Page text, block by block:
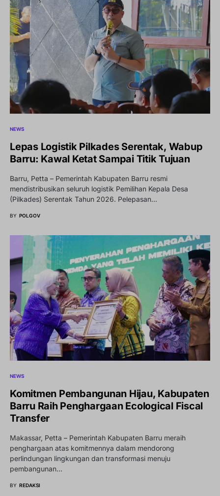
NEWS
Lepas Logistik Pilkades Serentak, Wabup
Barru: Kawal Ketat Sampai Titik Tujuan
Barru, Petta – Pemerintah Kabupaten Barru resmi
mendistribusikan seluruh logistik Pemilihan Kepala Desa
(Pilkades) Serentak Tahun 2026. Pelepasan…
BY POLGOV
NEWS
Komitmen Pembangunan Hijau, Kabupaten
Barru Raih Penghargaan Ecological Fiscal
Transfer
Makassar, Petta – Pemerintah Kabupaten Barru meraih
penghargaan atas komitmennya dalam mendorong
perlindungan lingkungan dan transformasi menuju
pembangunan…
BY REDAKSI